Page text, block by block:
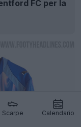
Scarpe Calendario
FC per la